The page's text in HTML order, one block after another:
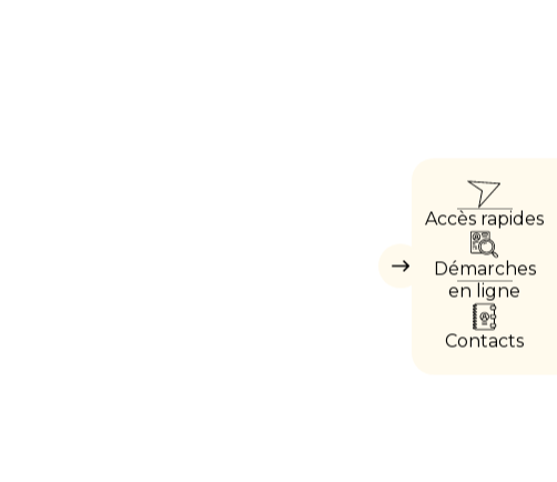
Masquer
Accès rapides
Démarches
en ligne
Contacts